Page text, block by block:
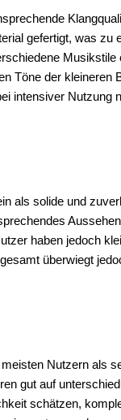
gefertigt, was
Töne der
intensiver
als solide und
haben jedoch
überwiegt
Nutzern als
gut auf
schätzen,